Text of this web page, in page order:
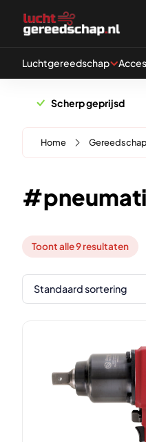
Luchtgereedschap
Scherp geprijsd
Home Gereedschap
Toont alle 9 resultaten